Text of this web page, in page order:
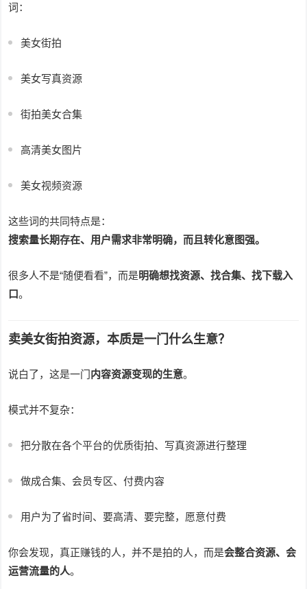
词：
美女街拍
美女写真资源
街拍美女合集
高清美女图片
美女视频资源
这些词的共同特点是：
搜索量长期存在、用户需求非常明确，而且转化意图强。
很多人不是“随便看看”，而是明确想找资源、找合集、找下载入
口。
卖美女街拍资源，本质是一门什么生意？
说白了，这是一门内容资源变现的生意。
模式并不复杂：
把分散在各个平台的优质街拍、写真资源进行整理
做成合集、会员专区、付费内容
用户为了省时间、要高清、要完整，愿意付费
你会发现，真正赚钱的人，并不是拍的人，而是会整合资源、会
运营流量的人。